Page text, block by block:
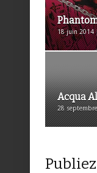
18 juin 2014
Acqua
28